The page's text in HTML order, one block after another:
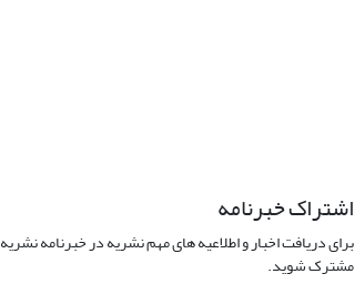
اشتراک خبرنامه
برای دریافت اخبار و اطلاعیه های مهم نشریه در خبرنامه نشریه
مشترک شوید.